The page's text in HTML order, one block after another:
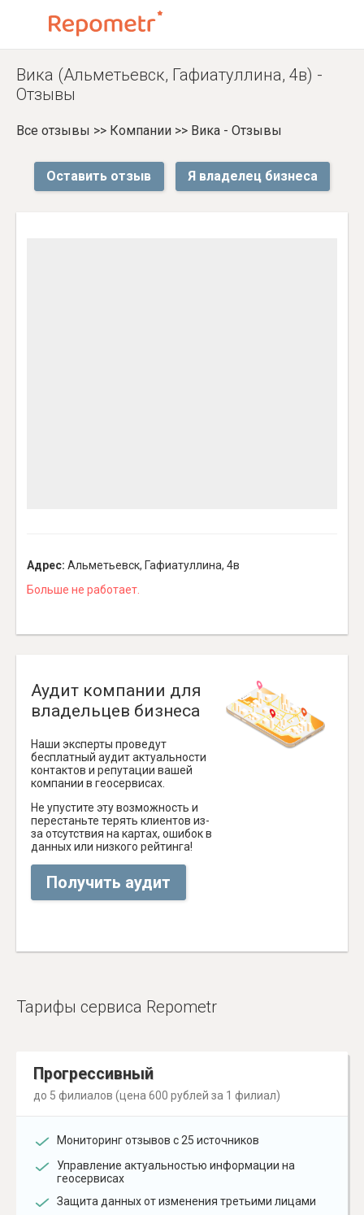
Вика (Альметьевск, Гафиатуллина, 4в) -
Отзывы
Все отзывы >> Компании >> Вика - Отзывы
Оставить отзыв Я владелец бизнеса
Адрес: Альметьевск, Гафиатуллина, 4в
Больше не работает.
Аудит компании для
владельцев бизнеса
Наши эксперты проведут
бесплатный аудит актуальности
контактов и репутации вашей
компании в геосервисах.
Не упустите эту возможность и
перестаньте терять клиентов из-
за отсутствия на картах, ошибок в
данных или низкого рейтинга!
Получить аудит
Тарифы сервиса Repometr
Прогрессивный
до 5 филиалов (цена 600 рублей за 1 филиал)
Мониторинг отзывов с 25 источников
Управление актуальностью информации на
геосервисах
Защита данных от изменения третьими лицами